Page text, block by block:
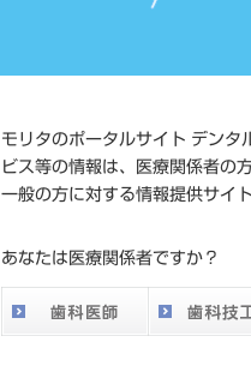
モリタのポータルサイト デンタ
ビス等の情報は、医療関係者の
一般の方に対する情報提供サイ
あなたは医療関係者ですか？